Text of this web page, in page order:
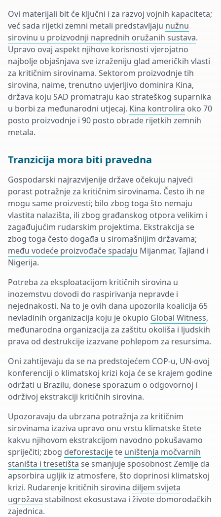
Ovi materijali bit će ključni i za razvoj vojnih kapaciteta;
već sada rijetki zemni metali predstavljaju nužnu
sirovinu u proizvodnji naprednih oružanih sustava.
Upravo ovaj aspekt njihove korisnosti vjerojatno
najbolje objašnjava sve izraženiju glad američkih vlasti
za kritičnim sirovinama. Sektorom proizvodnje tih
sirovina, naime, trenutno uvjerljivo dominira Kina,
država koju SAD promatraju kao strateškog suparnika
u borbi za međunarodni utjecaj. Kina kontrolira oko 70
posto proizvodnje i 90 posto obrade rijetkih zemnih
metala.
Tranzicija mora biti pravedna
Gospodarski najrazvijenije države očekuju najveći
porast potražnje za kritičnim sirovinama. Često ih ne
mogu same proizvesti; bilo zbog toga što nemaju
vlastita nalazišta, ili zbog građanskog otpora velikim i
zagađujućim rudarskim projektima. Ekstrakcija se
zbog toga često događa u siromašnijim državama;
među vodeće proizvođače spadaju Mijanmar, Tajland i
Nigerija.
Potreba za eksploatacijom kritičnih sirovina u
inozemstvu dovodi do raspirivanja nepravde i
nejednakosti. Na to je ovih dana upozorila koalicija 65
nevladinih organizacija koju je okupio Global Witness,
međunarodna organizacija za zaštitu okoliša i ljudskih
prava od destrukcije izazvane pohlepom za resursima.
Oni zahtijevaju da se na predstojećem COP-u, UN-ovoj
konferenciji o klimatskoj krizi koja će se krajem godine
održati u Brazilu, donese sporazum o odgovornoj i
održivoj ekstrakciji kritičnih sirovina.
Upozoravaju da ubrzana potražnja za kritičnim
sirovinama izaziva upravo onu vrstu klimatske štete
kakvu njihovom ekstrakcijom navodno pokušavamo
spriječiti; zbog deforestacijete uništenja močvarnih
staništa i tresetišta se smanjuje sposobnost Zemlje da
apsorbira ugljik iz atmosfere, što doprinosi klimatskoj
krizi. Rudarenje kritičnih sirovina diljem svijeta
ugrožava stabilnost ekosustava i živote domorodačkih
zajednica.